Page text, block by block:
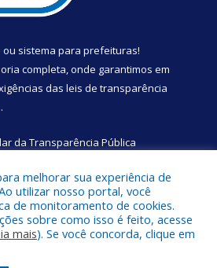
ou sistema para prefeituras!
completa, onde garantimos em
das leis de transparência
da Transparência Pública
a Câmara Municipal de São
da Boa Vista.
melhorar sua experiência de
utilizar nosso portal, você
de monitoramento de cookies.
sobre como isso é feito, acesse
mais). Se você concorda, clique em